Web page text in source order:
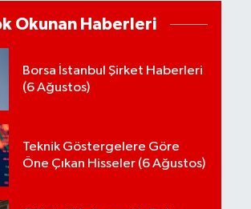
Okunan Haberleri
Borsa İstanbul Şirket Haberleri
(6 Ağustos)
Teknik Göstergelere Göre
Öne Çıkan Hisseler (6 Ağustos)